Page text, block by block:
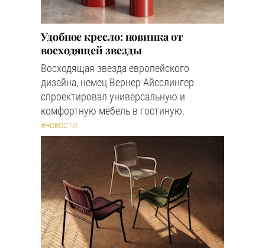
Удобное кресло: новинка от
восходящей звезды
Восходящая звезда европейского
дизайна, немец Вернер Айсслингер
спроектировал универсальную и
комфортную мебель в гостиную.
#НОВОСТИ